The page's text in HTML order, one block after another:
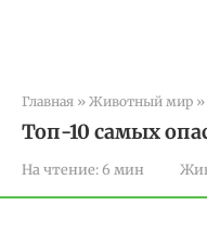
Главная » Животный мир »
Топ-10 самых
На чтение:6 мин